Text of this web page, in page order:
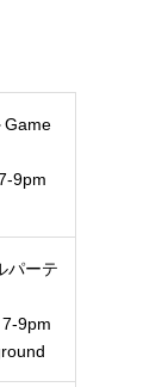
Game
9pm
パーテ
9pm